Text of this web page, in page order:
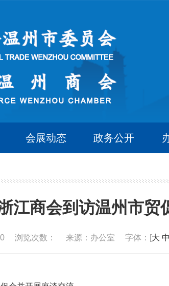
会展动态 政务公开
江商会到访温州市贸
浏览次数： 来源：办公室 字体：[大 中